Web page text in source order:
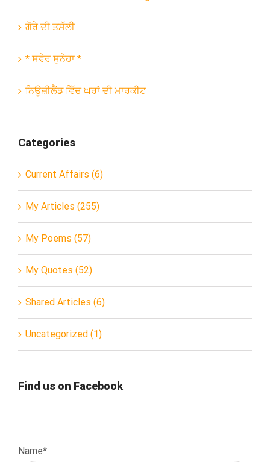
ਗੋਰੇ ਦੀ ਤਸੱਲੀ
* ਸਵੇਰ ਸੁਨੇਹਾ *
ਨਿਊਜ਼ੀਲੈਂਡ ਵਿੱਚ ਘਰਾਂ ਦੀ ਮਾਰਕੀਟ
Categories
Current Affairs (6)
My Articles (255)
My Poems (57)
My Quotes (52)
Shared Articles (6)
Uncategorized (1)
Find us on Facebook
Name*